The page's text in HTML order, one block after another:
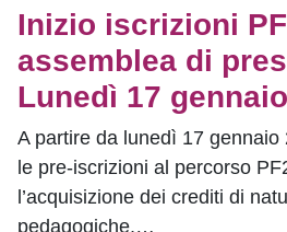
Inizio iscrizioni
assemblea di
Lunedì 17
A partire da lunedì 17
le pre-iscrizioni al percorso
l’acquisizione dei crediti di
pedagogiche,…